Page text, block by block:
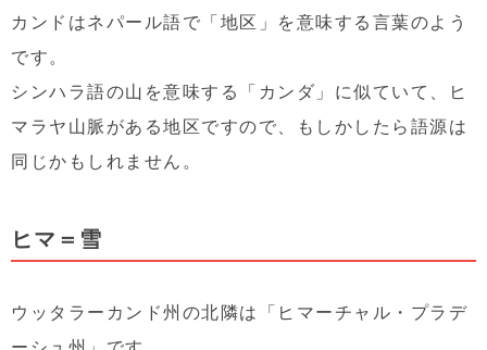
カンドはネパール語で「地区」を意味する言葉のよう
です。
シンハラ語の山を意味する「カンダ」に似ていて、ヒ
マラヤ山脈がある地区ですので、もしかしたら語源は
同じかもしれません。
ヒマ＝雪
ウッタラーカンド州の北隣は「ヒマーチャル・プラデ